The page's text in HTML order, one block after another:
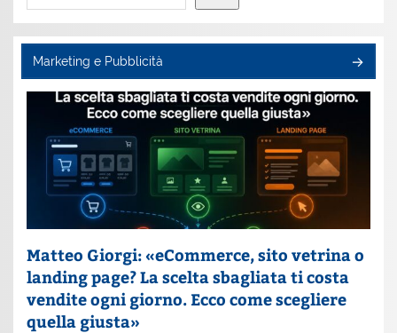
Marketing e Pubblicità
Matteo Giorgi: «eCommerce, sito vetrina o
landing page? La scelta sbagliata ti costa
vendite ogni giorno. Ecco come scegliere
quella giusta»